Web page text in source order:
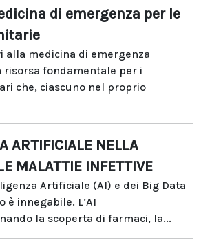
di emergenza per le
alla medicina di emergenza
risorsa fondamentale per i
che, ciascuno nel proprio
ARTIFICIALE NELLA
MALATTIE INFETTIVE
Artificiale (AI) e dei Big Data
è innegabile. L’AI
la scoperta di farmaci, la...